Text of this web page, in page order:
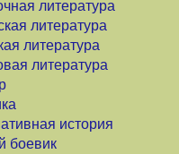
литература
литература
литература
литература
история
боевик